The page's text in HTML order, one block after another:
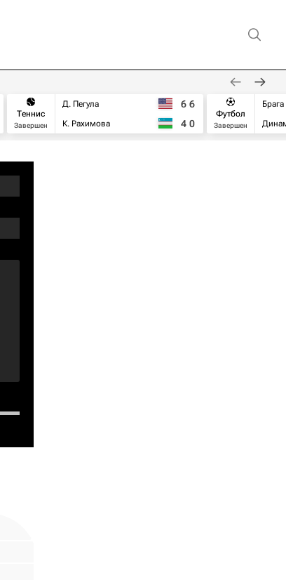
Теннис
Завершен
Д. Пегула
К. Рахимова
6 6
4 0
Футбол
Завершен
Брага